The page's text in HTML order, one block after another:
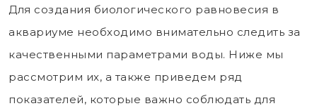
Для создания биологического равновесия в
аквариуме необходимо внимательно следить за
качественными параметрами воды. Ниже мы
рассмотрим их, а также приведем ряд
показателей, которые важно соблюдать для